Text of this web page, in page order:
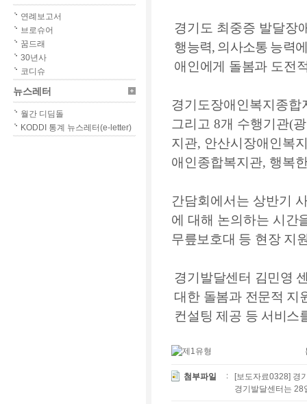
연례보고서
브로슈어
꿈드래
30년사
코디슈
뉴스레터
월간 디딤돌
KODDI 통계 뉴스레터(e-letter)
경기도 최중증 발달장
행능력, 의사소통 능력
애인에게
돌봄과 도전
경기도장애인복지종합
그리고 8개 수행기관(
지관, 안산시장애인복
애인종합복지관, 행복
간담회에서는 상반기
에 대해 논의하는 시간
무릎보호대 등 현장 지
경기발달센터 김민영
대한 돌봄과 전문적 지
컨설팅 제공 등 서비스
첨부파일
[보도자료0328] 경
경기발달센터는 28